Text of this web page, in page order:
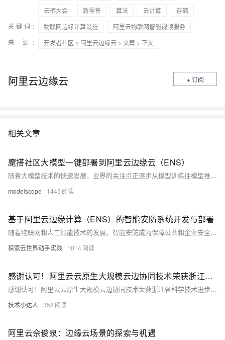
云栖大会
新零售 算法 云计算
存储
关键词：
物联网边缘计算设施
阿里云物联网智能视频服务
来 源：
开发者社区 > 阿里云边缘云 > 文章 > 正文
阿里云边缘云 + 订阅
相关文章
魔搭社区大模型一键部署到阿里云边缘云（ENS）
随着大模型技术的快速发展，业界的关注点正逐步从模型训练往模型推理 转变。这一转变不仅反映了大模型在实际业务中的广泛应用需求，也体现了技术优化和工程化落地的趋势。
modelscope 1445
基于阿里云边缘计算（ENS）的智能安防系统开发与部署
随着物联网和人工智能技术的发展，智能安防成为保障公共和企业安全的重要手段。阿里云边缘计算（ENS）提供低延迟、高可靠的计算能力，支持实时处理海量数据。本文介绍如何基于阿里云边缘计算开发并部署智能安防系统，涵盖视频监控、人脸识别、异常行为检测等功能，并通过实战案例展示其核心优势与最佳实践。
探索云世界动手实践 1014
感谢认可！阿里云云原生大规模云边协同技术荣获浙江省科学技术进步奖一等奖
感谢认可！阿里云云原生大规模云边协同技术荣获浙江省科学技术进步奖一等奖
技术小达人 358
阿里云佘俊泉：边缘云场景的探索与机遇